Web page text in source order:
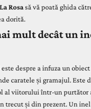
Rosasă vă poată ghida
dorită.
mult decât un
despre a infuza un obiect
caratele și gramajul. Este
al viitorului într-un purtător
trecut și din prezent. Un